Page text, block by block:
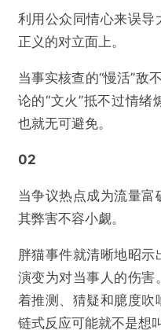
利用公众同情心来误导
正义的对立面上。
当事实核查的“慢活”敌
论的“文火”抵不过情绪
也就无可避免。
02
当争议热点成为流量富
其弊害不容小觑。
胖猫事件就清晰地昭
演变为对当事人的伤
着推测、猜疑和臆度吹
链式反应可能就不是想